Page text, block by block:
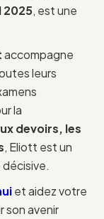
2025, est une
accompagne
leurs
la
devoirs, les
, Eliott est un
et aidez votre
son avenir